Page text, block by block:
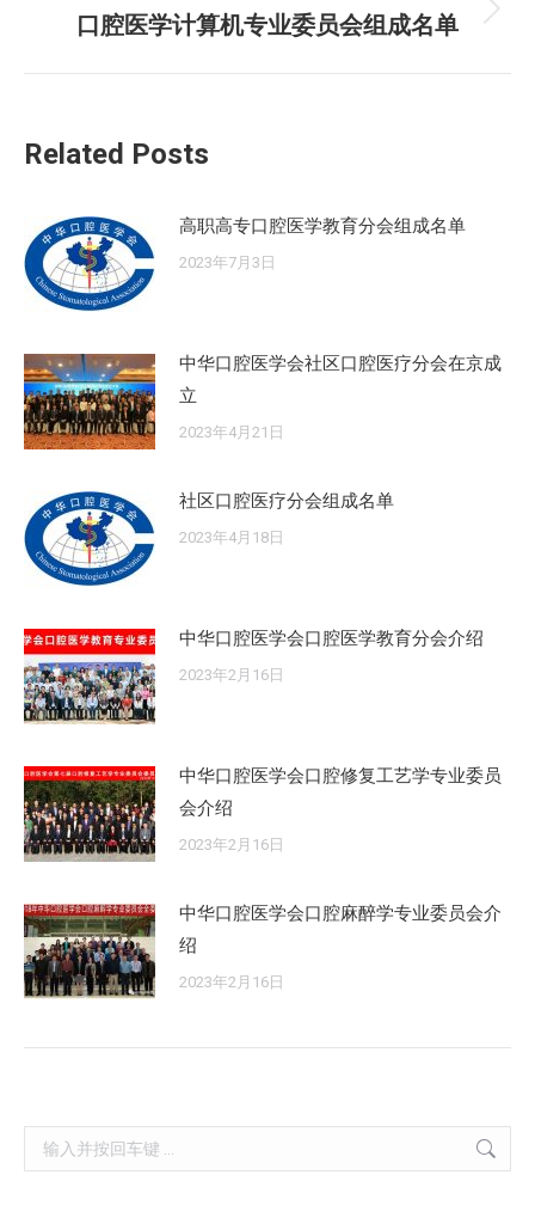
文
未
口腔医学计算机专业委员会组成名单
Related Posts
高职高专口腔医学教育分会组成名单
2023年7月3日
中华口腔医学会社区口腔医疗分会在京成
立
2023年4月21日
社区口腔医疗分会组成名单
2023年4月18日
中华口腔医学会口腔医学教育分会介绍
2023年2月16日
中华口腔医学会口腔修复工艺学专业委员
会介绍
2023年2月16日
中华口腔医学会口腔麻醉学专业委员会介
绍
2023年2月16日
Search: